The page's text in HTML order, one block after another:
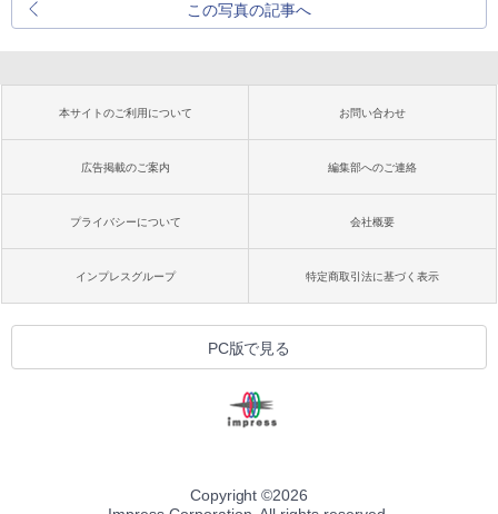
この写真の記事へ
本サイトのご利用について お問い合わせ
広告掲載のご案内 編集部へのご連絡
プライバシーについて 会社概要
インプレスグループ 特定商取引法に基づく表示
PC版で見る
Copyright ©2026